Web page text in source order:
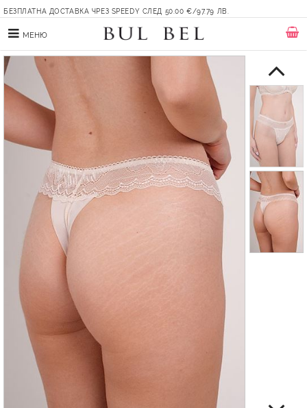
БЕЗПЛАТНА ДОСТАВКА ЧРЕЗ SPEEDY СЛЕД 50.00 €/97.79 ЛВ.
МЕНЮ